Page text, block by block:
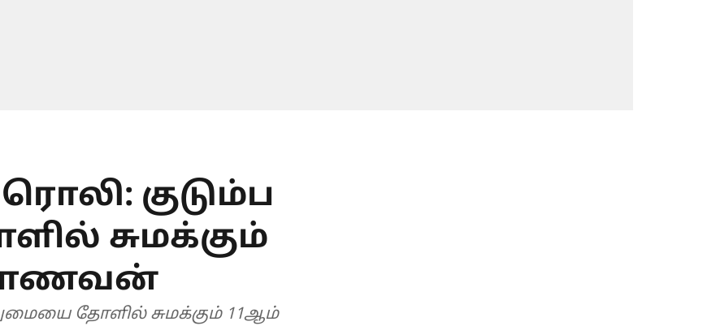
குடும்ப
சுமக்கும்
மாணவன்
தோளில் சுமக்கும் 11ஆம்